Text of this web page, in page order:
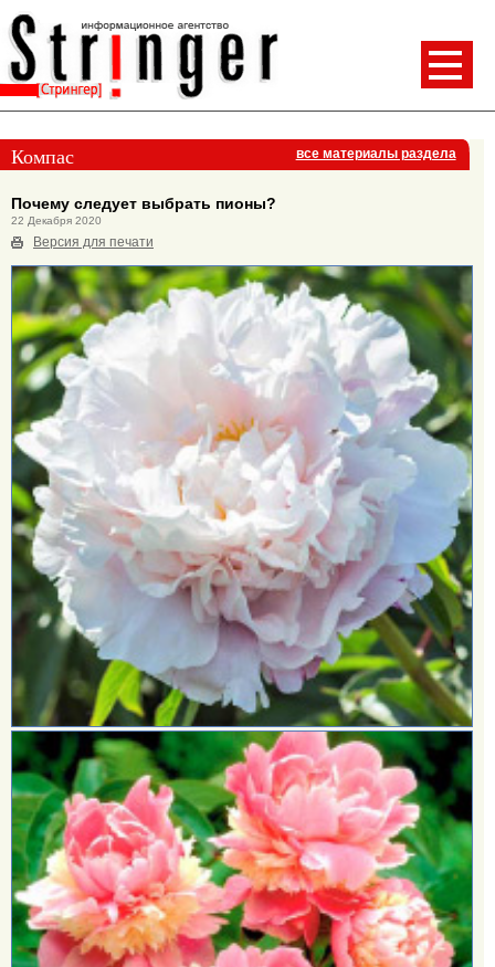
Компас все материалы раздела
Почему следует выбрать пионы?
22 Декабря 2020
Версия для печати